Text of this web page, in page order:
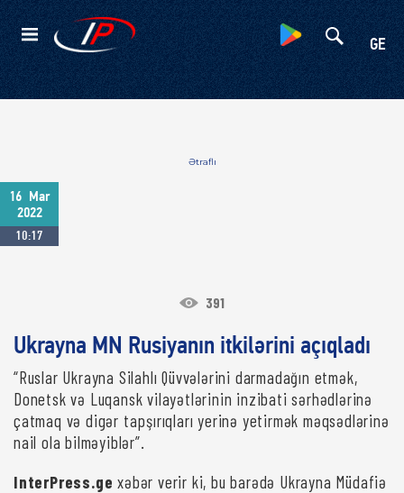
GE
Kateqoriyalar
Ətraflı
16
Mar
2022
10:17
391
Ukrayna MN Rusiyanın itkilərini açıqladı
“Ruslar Ukrayna Silahlı Qüvvələrini darmadağın etmək,
Donetsk və Luqansk vilayətlərinin inzibati sərhədlərinə
çatmaq və digər tapşırıqları yerinə yetirmək məqsədlərinə
nail ola bilməyiblər”.
InterPress.ge xəbər verir ki, bu barədə Ukrayna Müdafiə